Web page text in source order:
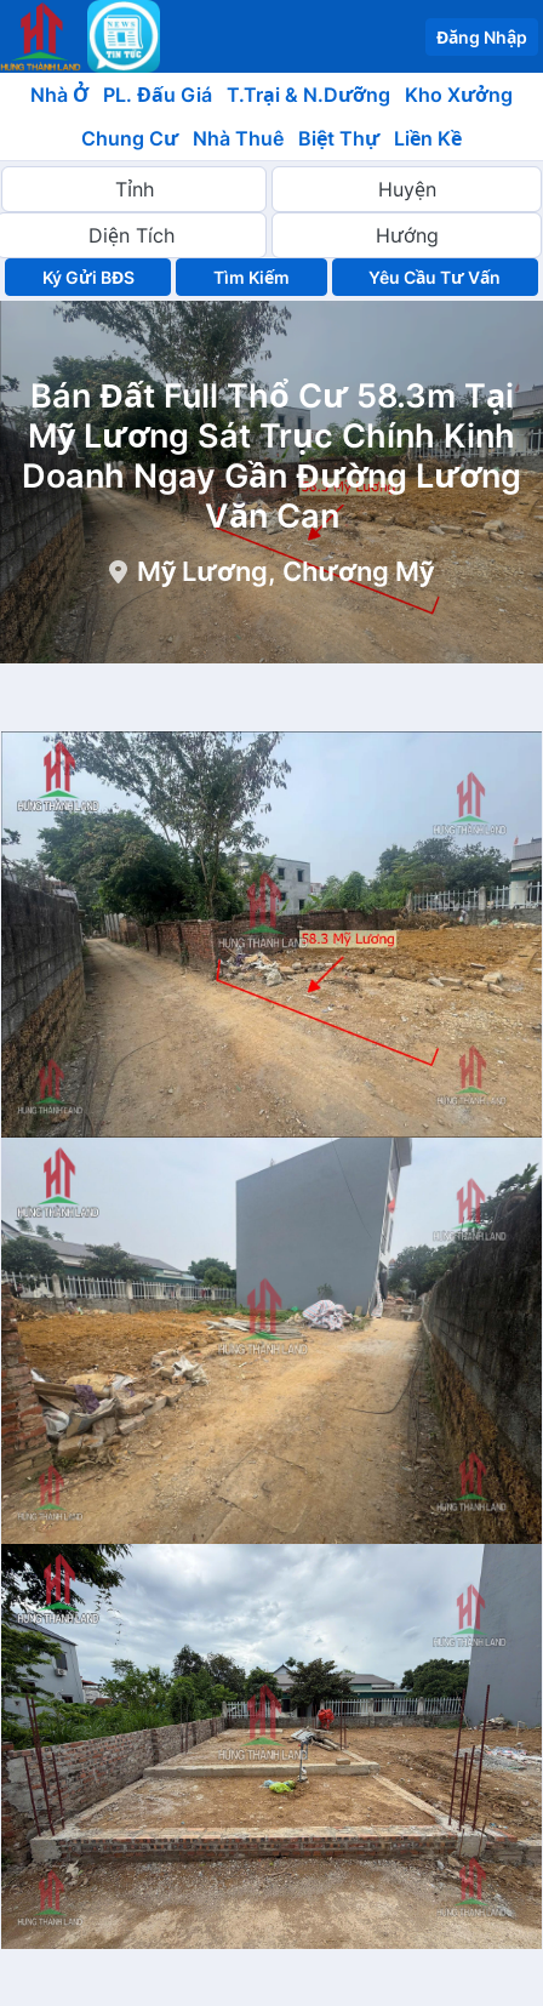
Đăng Nhập
Nhà Ở PL. Đấu Giá T.Trại & N.Dưỡng
Kho Xưởng
Chung Cư
Nhà Thuê Biệt Thự Liền Kề
Ký Gửi BĐS Yêu Cầu Tư Vấn
Bán Đất Full Thổ Cư 58.3m Tại
Mỹ Lương Sát Trục Chính Kinh
Doanh Ngay Gần Đường Lương
Văn Can
Mỹ Lương, Chương Mỹ